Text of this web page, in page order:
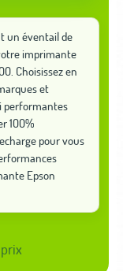
un éventail de
imprimante
Choisissez en
et
performantes
100%
pour vous
Epson